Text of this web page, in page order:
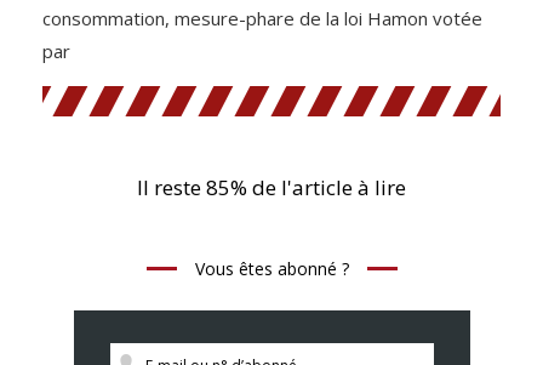
consommation, mesure-phare de la loi Hamon votée
par
Il reste 85% de l'article à lire
Vous êtes abonné ?